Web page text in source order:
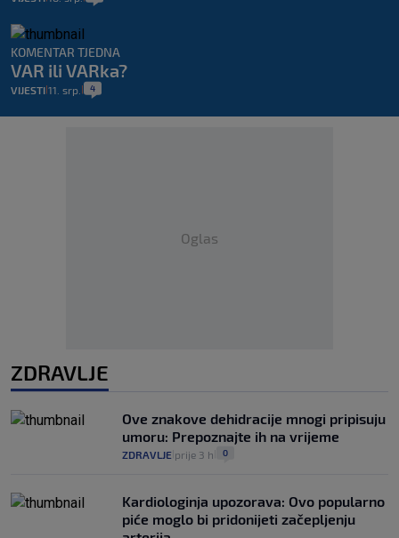
KOMENTAR TJEDNA
VAR ili VARka?
VIJESTI 11. srp. 4
Oglas
ZDRAVLJE
Ove znakove dehidracije mnogi pripisuju
umoru: Prepoznajte ih na vrijeme
ZDRAVLJE prije 3 h 0
Kardiologinja upozorava: Ovo popularno
piće moglo bi pridonijeti začepljenju